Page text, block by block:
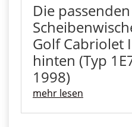
Die passenden
Golf Cabriolet
hinten (Typ
1998)
mehr lesen